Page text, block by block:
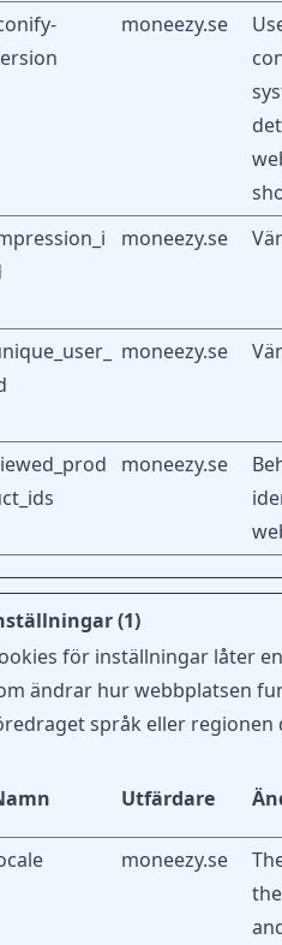
moneezy.se
moneezy.se
moneezy.se
moneezy.se
(1)
för inställningar låter
ändrar hur webbplatsen
språk eller regionen
Utfärdare
moneezy.se